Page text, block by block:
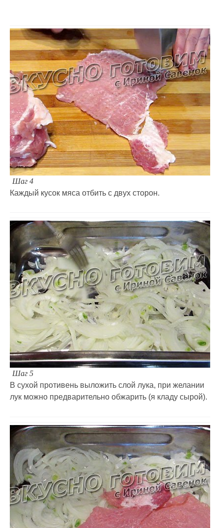
Шаг 4
Каждый кусок мяса отбить с двух сторон.
Шаг 5
В сухой противень выложить слой лука, при желании
лук можно предварительно обжарить (я кладу сырой).